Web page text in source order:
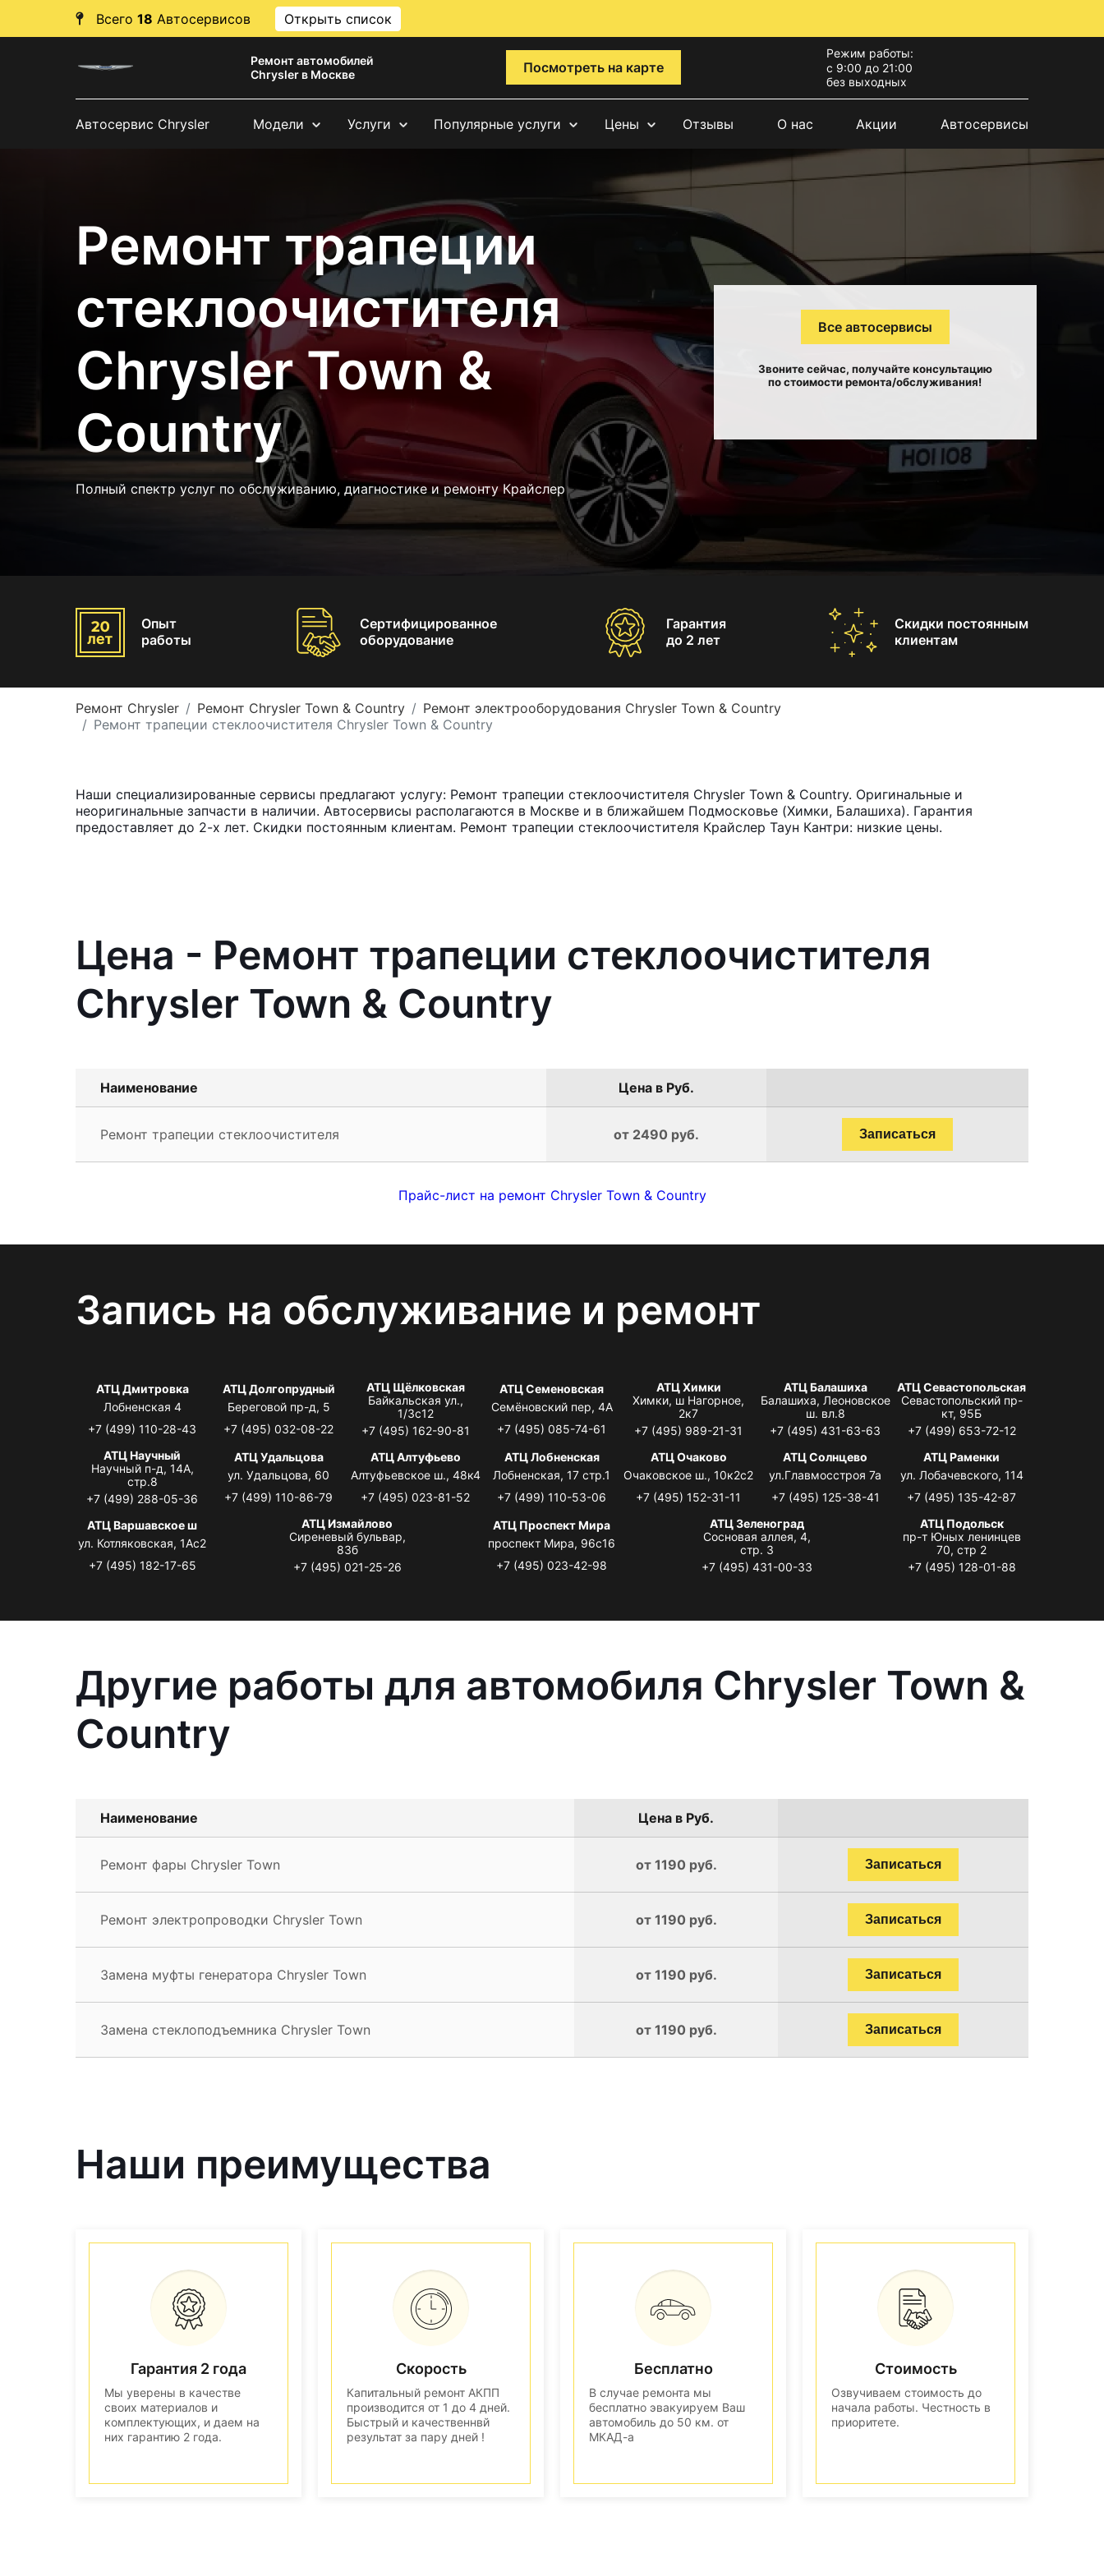
Всего 18 Автосервисов Открыть список
Ремонт автомобилей
Chrysler в Москве
Посмотреть на карте
Режим работы:
с 9:00 до 21:00
без выходных
Автосервис Chrysler Модели Услуги Популярные услуги Цены Отзывы О нас Акции Автосервисы
Ремонт трапеции
стеклоочистителя
Chrysler Town &
Country
Полный спектр услуг по обслуживанию, диагностике и ремонту Крайслер
Все автосервисы
Звоните сейчас, получайте консультацию
по стоимости ремонта/обслуживания!
Опыт
работы
Сертифицированное
оборудование
Гарантия
до 2 лет
Скидки постоянным
клиентам
Ремонт Chrysler Ремонт Chrysler Town & Country
Ремонт электрооборудования Chrysler Town & Country
Ремонт трапеции стеклоочистителя Chrysler Town & Country
Наши специализированные сервисы предлагают услугу: Ремонт трапеции стеклоочистителя Chrysler Town & Country. Оригинальные и
неоригинальные запчасти в наличии. Автосервисы располагаются в Москве и в ближайшем Подмосковье (Химки, Балашиха). Гарантия
предоставляет до 2-х лет. Скидки постоянным клиентам. Ремонт трапеции стеклоочистителя Крайслер Таун Кантри: низкие цены.
Цена - Ремонт трапеции стеклоочистителя
Chrysler Town & Country
Наименование Цена в Руб.
Ремонт трапеции стеклоочистителя от 2490 руб. Записаться
Прайс-лист на ремонт Chrysler Town & Country
Запись на обслуживание и ремонт
АТЦ Дмитровка
Лобненская 4
+7 (499) 110-28-43
АТЦ Долгопрудный
Береговой пр-д, 5
+7 (495) 032-08-22
АТЦ Щёлковская
Байкальская ул.,
1/3с12
+7 (495) 162-90-81
АТЦ Семеновская
Семёновский пер, 4А
+7 (495) 085-74-61
АТЦ Химки
Химки, ш Нагорное,
2к7
+7 (495) 989-21-31
АТЦ Балашиха
Балашиха, Леоновское
ш. вл.8
+7 (495) 431-63-63
АТЦ Севастопольская
Севастопольский пр-
кт, 95Б
+7 (499) 653-72-12
АТЦ Научный
Научный п-д, 14А,
стр.8
+7 (499) 288-05-36
АТЦ Удальцова
ул. Удальцова, 60
+7 (499) 110-86-79
АТЦ Алтуфьево
Алтуфьевское ш., 48к4
+7 (495) 023-81-52
АТЦ Лобненская
Лобненская, 17 стр.1
+7 (499) 110-53-06
АТЦ Очаково
Очаковское ш., 10к2с2
+7 (495) 152-31-11
АТЦ Солнцево
ул.Главмосстроя 7а
+7 (495) 125-38-41
АТЦ Раменки
ул. Лобачевского, 114
+7 (495) 135-42-87
АТЦ Варшавское ш
ул. Котляковская, 1Ас2
+7 (495) 182-17-65
АТЦ Измайлово
Сиреневый бульвар,
83б
+7 (495) 021-25-26
АТЦ Проспект Мира
проспект Мира, 96с16
+7 (495) 023-42-98
АТЦ Зеленоград
Сосновая аллея, 4,
стр. 3
+7 (495) 431-00-33
АТЦ Подольск
пр-т Юных ленинцев
70, стр 2
+7 (495) 128-01-88
Другие работы для автомобиля Chrysler Town &
Country
Наименование Цена в Руб.
Ремонт фары Chrysler Town от 1190 руб. Записаться
Ремонт электропроводки Chrysler Town от 1190 руб. Записаться
Замена муфты генератора Chrysler Town от 1190 руб. Записаться
Замена стеклоподъемника Chrysler Town от 1190 руб. Записаться
Наши преимущества
Гарантия 2 года
Мы уверены в качестве
своих материалов и
комплектующих, и даем на
них гарантию 2 года.
Скорость
Капитальный ремонт АКПП
производится от 1 до 4 дней.
Быстрый и качественнвй
результат за пару дней !
Бесплатно
В случае ремонта мы
бесплатно эвакуируем Ваш
автомобиль до 50 км. от
МКАД-а
Стоимость
Озвучиваем стоимость до
начала работы. Честность в
приоритете.